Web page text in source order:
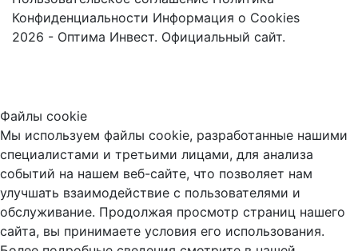
Конфиденциальности Информация о Cookies
2026 - Оптима Инвест. Официальный сайт.
Файлы cookie
Мы используем файлы cookie, разработанные нашими
специалистами и третьими лицами, для анализа
событий на нашем веб-сайте, что позволяет нам
улучшать взаимодействие с пользователями и
обслуживание. Продолжая просмотр страниц нашего
сайта, вы принимаете условия его использования.